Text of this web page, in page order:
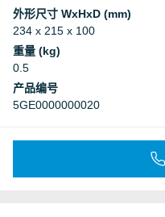
外形尺寸 WxHxD (mm)
234 x 215 x 100
重量 (kg)
0.5
产品编号
5GE0000000020